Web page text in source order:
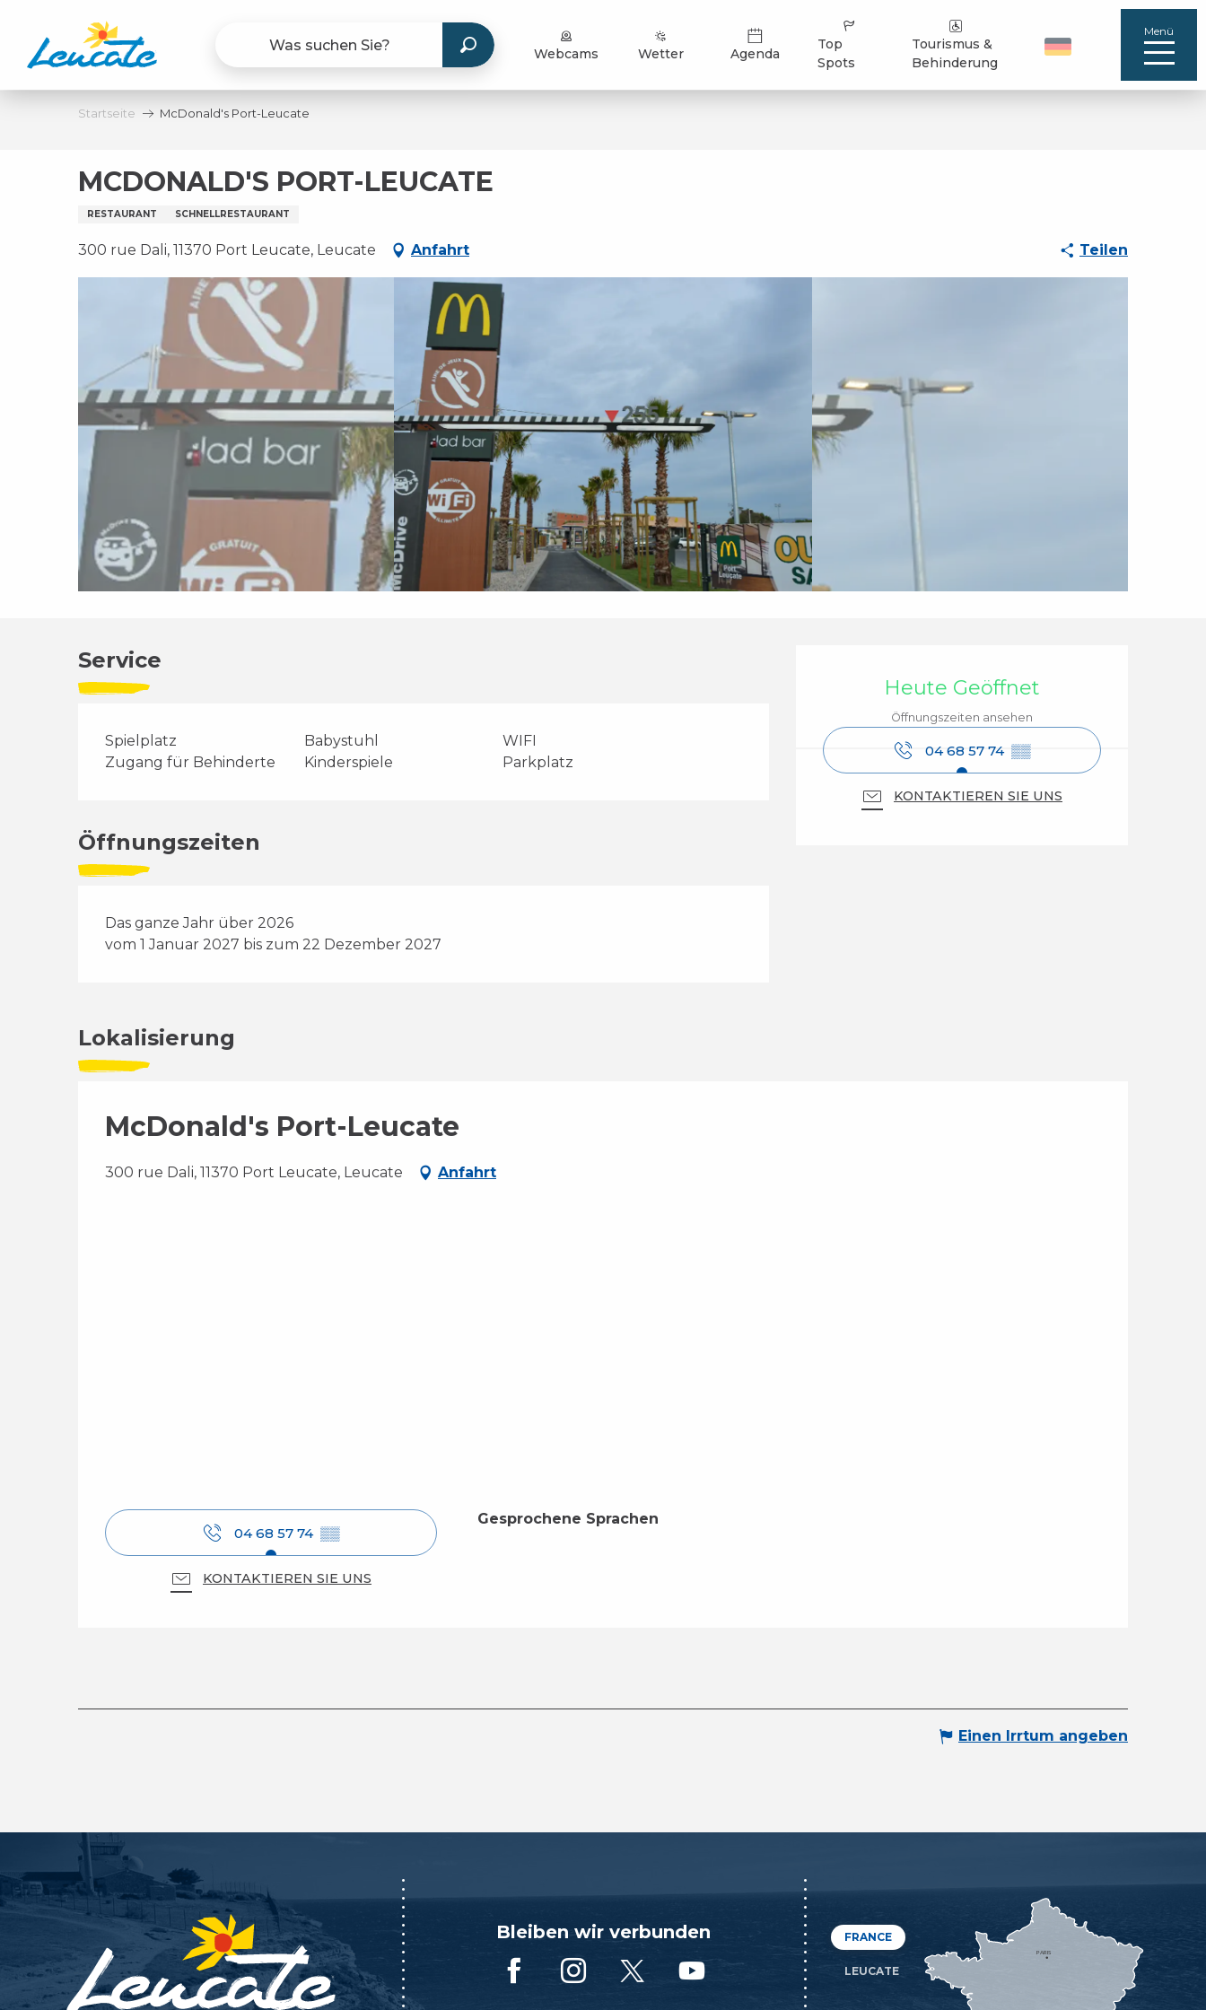
contenu
principal
Webcams Wetter Agenda
Top
Spots
Tourismus &
Behinderung
Menü
Startseite McDonald's Port-Leucate
MCDONALD'S PORT-LEUCATE
RESTAURANT SCHNELLRESTAURANT
300 rue Dali, 11370 Port Leucate, Leucate Anfahrt Teilen
Öffnungszeiten &
Heute Geöffnet
Öffnungszeiten ansehen
04 68 57 74 ▒▒
KONTAKTIEREN SIE UNS
Service
Spielplatz Babystuhl
WIFI
Zugang für Behinderte
Kinderspiele Parkplatz
Öffnungszeiten
Das ganze Jahr über 2026
vom 1 Januar 2027 bis zum 22 Dezember 2027
Lokalisierung
McDonald's Port-Leucate
300 rue Dali, 11370 Port Leucate, Leucate Anfahrt
04 68 57 74 ▒▒
KONTAKTIEREN SIE UNS
Gesprochene Sprachen
Gesprochene Sprachen
Einen Irrtum angeben
Bleiben wir verbunden FRANCE
LEUCATE
PARIS